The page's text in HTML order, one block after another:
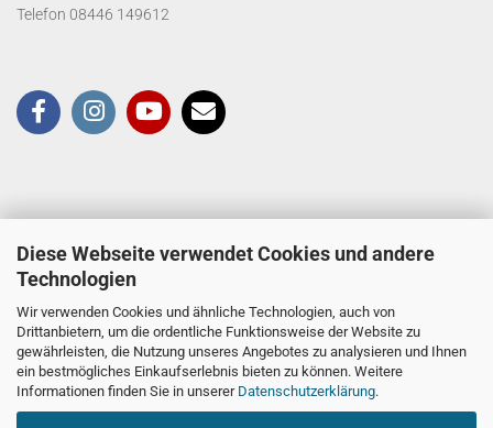
Diese Webseite verwendet Cookies und andere
Technologien
Wir verwenden Cookies und ähnliche Technologien, auch von
Drittanbietern, um die ordentliche Funktionsweise der Website zu
gewährleisten, die Nutzung unseres Angebotes zu analysieren und Ihnen
ein bestmögliches Einkaufserlebnis bieten zu können. Weitere
Informationen finden Sie in unserer Datenschutzerklärung.
Telefon 08446 149612